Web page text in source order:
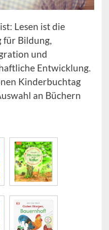
Lesen ist die
für Bildung,
und
Entwicklung.
Kinderbuchtag
an Büchern